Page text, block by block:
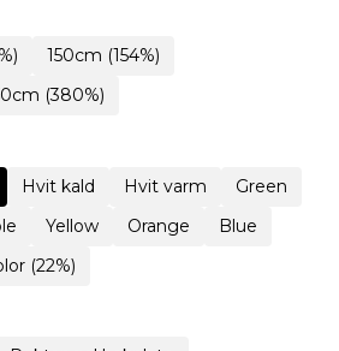
150cm (154%)
(380%)
Hvit kald Hvit varm
Green
Yellow Orange
Blue
(22%)